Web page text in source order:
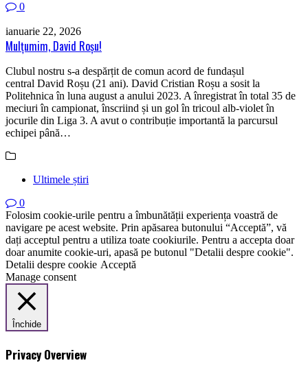
0
ianuarie 22, 2026
Mulțumim, David Roșu!
Clubul nostru s-a despărțit de comun acord de fundașul
central David Roșu (21 ani). David Cristian Roșu a sosit la
Politehnica în luna august a anului 2023. A înregistrat în total 35 de
meciuri în campionat, înscriind și un gol în tricoul alb-violet în
jocurile din Liga 3. A avut o contribuție importantă la parcursul
echipei până…
Ultimele știri
0
Folosim cookie-urile pentru a îmbunătății experiența voastră de
navigare pe acest website. Prin apăsarea butonului “Acceptă”, vă
dați acceptul pentru a utiliza toate cookiurile. Pentru a accepta doar
doar anumite cookie-uri, apasă pe butonul "Detalii despre cookie".
Detalii despre cookie Acceptă
Manage consent
Închide
Privacy Overview